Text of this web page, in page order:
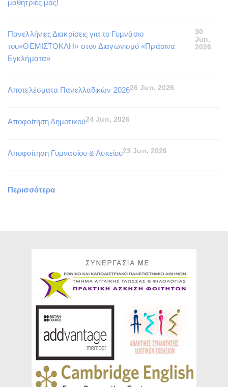
μαθήτριές μας!
Πανελλήνιες Διακρίσεις για το Γυμνάσιο
του«ΘΕΜΙΣΤΟΚΛΗ» στον Διαγωνισμό «Πράσινα
Εγκλήματα»
30
Jun,
2026
Αποτελέσματα Πανελλαδικών 202626 Jun, 2026
Αποφοίτηση Δημοτικού24 Jun, 2026
Αποφοίτηση Γυμνασίου & Λυκείου23 Jun, 2026
Περισσότερα